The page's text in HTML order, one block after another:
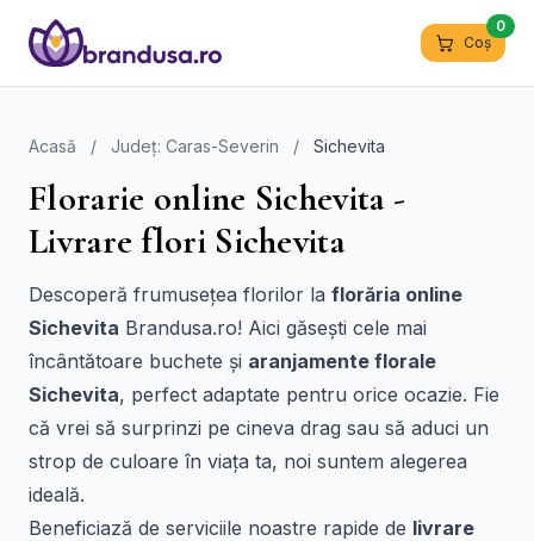
Coș
0
Acasă / Județ: Caras-Severin / Sichevita
Florarie online Sichevita -
Livrare flori Sichevita
Descoperă frumusețea florilor la florăria online
Sichevita Brandusa.ro! Aici găsești cele mai
încântătoare buchete și aranjamente florale
Sichevita, perfect adaptate pentru orice ocazie. Fie
că vrei să surprinzi pe cineva drag sau să aduci un
strop de culoare în viața ta, noi suntem alegerea
ideală.
Beneficiază de serviciile noastre rapide de livrare